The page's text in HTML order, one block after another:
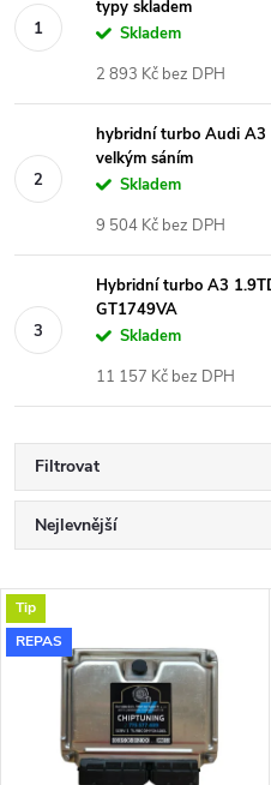
typy skladem
Skladem
2 893 Kč bez DPH
hybridní turbo Audi A3
velkým sáním
Skladem
9 504 Kč bez DPH
Hybridní turbo A3
GT1749VA
Skladem
11 157 Kč bez DPH
Filtrovat
Ř
a
z
Nejlevnější
Nejdražší
Nejprodávanější
V
ý
Tip
REPAS